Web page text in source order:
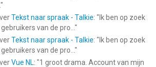
"
Tekst naar spraak - Talkie: " Ik ben op zoek
van de pro... "
Tekst naar spraak - Talkie: " Ik ben op zoek
van de pro... "
Vue NL: "1 groot drama. Account van mijn